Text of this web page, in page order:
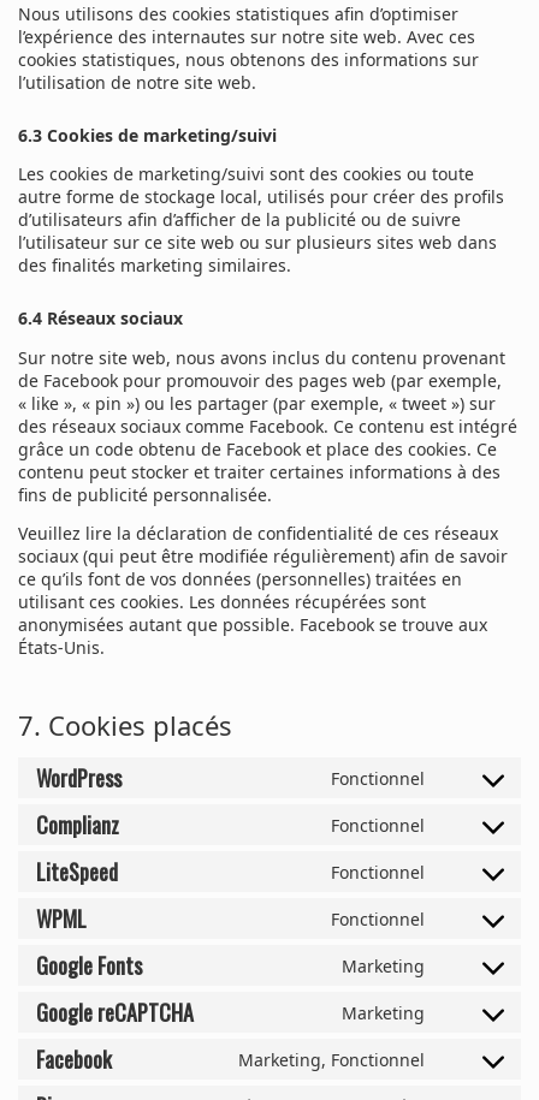
Nous utilisons des cookies statistiques afin d’optimiser
l’expérience des internautes sur notre site web. Avec ces
cookies statistiques, nous obtenons des informations sur
l’utilisation de notre site web.
6.3 Cookies de marketing/suivi
Les cookies de marketing/suivi sont des cookies ou toute
autre forme de stockage local, utilisés pour créer des profils
d’utilisateurs afin d’afficher de la publicité ou de suivre
l’utilisateur sur ce site web ou sur plusieurs sites web dans
des finalités marketing similaires.
6.4 Réseaux sociaux
Sur notre site web, nous avons inclus du contenu provenant
de Facebook pour promouvoir des pages web (par exemple,
« like », « pin ») ou les partager (par exemple, « tweet ») sur
des réseaux sociaux comme Facebook. Ce contenu est intégré
grâce un code obtenu de Facebook et place des cookies. Ce
contenu peut stocker et traiter certaines informations à des
fins de publicité personnalisée.
Veuillez lire la déclaration de confidentialité de ces réseaux
sociaux (qui peut être modifiée régulièrement) afin de savoir
ce qu’ils font de vos données (personnelles) traitées en
utilisant ces cookies. Les données récupérées sont
anonymisées autant que possible. Facebook se trouve aux
États-Unis.
7. Cookies placés
WordPress Fonctionnel
Complianz Fonctionnel
LiteSpeed Fonctionnel
WPML Fonctionnel
Google Fonts Marketing
Google reCAPTCHA Marketing
Facebook Marketing, Fonctionnel